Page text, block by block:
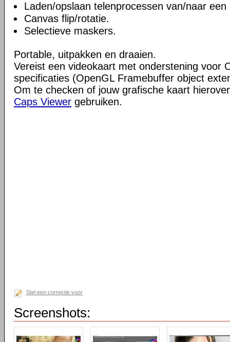
Laden/opslaan telenprocessen van/naar een
Canvas flip/rotatie.
Selectieve maskers.
Portable, uitpakken en draaien.
Vereist een videokaart met onderstening voor
specificaties (OpenGL Framebuffer object
Om te checken of jouw grafische kaart
Caps Viewer gebruiken.
Stel een correctie voor
Screenshots: